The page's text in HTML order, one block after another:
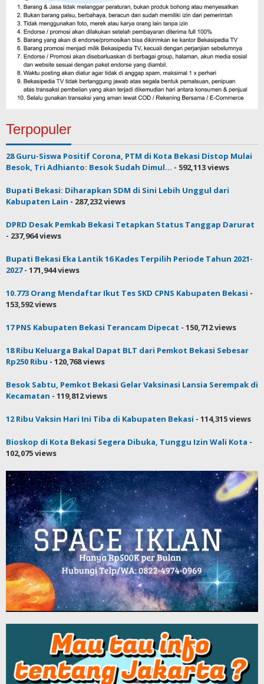
Terpopuler
28 Guru-Siswa Positif Corona, PTM di Kota Bekasi Distop Mulai
Besok, Tri Adhianto: Besok Sudah Dimul... - 592,113 views
Bupati Bekasi: Diharapkan SDM di Sini Lebih Unggul dari
Kabupaten Lain - 287,232 views
DPRD Desak Pemkab Bekasi Tetapkan Status Tanggap Darurat
- 237,964 views
Bupati Bekasi Eka Lantik 16 Kades Terpilih Periode Tahun 2021-
2027- 171,944 views
10.773 Orang Mendaftar Ikut Tes SKD CPNS Kabupaten Bekasi -
153,592 views
17 PNS Kabupaten Bekasi Terancam Dipecat - 150,712 views
18 Ribu Keluarga Bakal Dapat BLT dari Pemkot Bekasi Sebesar
Rp250 Ribu - 120,768 views
Besok Sabtu, Pemkot Bekasi Gelar Vaksinasi Lansia Serempak di
Kecamatan - 119,812 views
12 Ribu Vaksin Hari Ini Tiba di Kabupaten Bekasi - 114,315 views
Bioskop di Kota Bekasi Segera Dibuka, Tunggu Izin Wali Kota -
102,075 views